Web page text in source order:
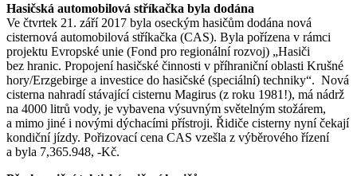
Hasičská automobilová stříkačka byla dodána
Ve čtvrtek 21. září 2017 byla oseckým hasičům dodána nová
cisternová automobilová stříkačka (CAS). Byla pořízena v rámci
projektu Evropské unie (Fond pro regionální rozvoj) „Hasiči
bez hranic. Propojení hasičské činnosti v příhraniční oblasti Krušné
hory/Erzgebirge a investice do hasičské (speciální) techniky“. Nová
cisterna nahradí stávající cisternu Magirus (z roku 1981!), má nádrž
na 4000 litrů vody, je vybavena výsuvným světelným stožárem,
a mimo jiné i novými dýchacími přístroji. Řidiče cisterny nyní čekají
kondiční jízdy. Pořizovací cena CAS vzešla z výběrového řízení
a byla 7,365.948, -Kč.